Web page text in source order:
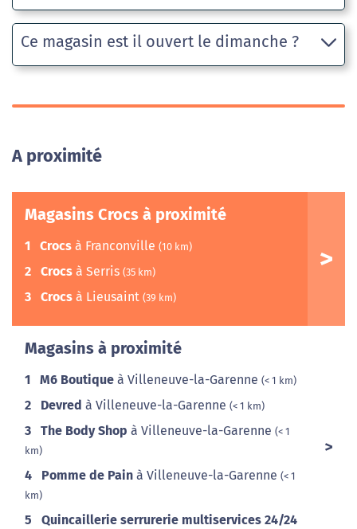
Ce magasin est il ouvert le dimanche ?
A proximité
Magasins Crocs à proximité
1 Crocs à Franconville (10 km)
2 Crocs à Serris (35 km)
3 Crocs à Lieusaint (39 km)
Magasins à proximité
1 M6 Boutique à Villeneuve-la-Garenne (< 1 km)
2 Devred à Villeneuve-la-Garenne (< 1 km)
3 The Body Shop à Villeneuve-la-Garenne (< 1
km)
4 Pomme de Pain à Villeneuve-la-Garenne (< 1
km)
5
Quincaillerie serrurerie multiservices 24/24